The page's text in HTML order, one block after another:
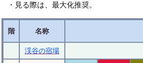
・見る際は、最大化推奨。
階 名称
渓谷の宿場